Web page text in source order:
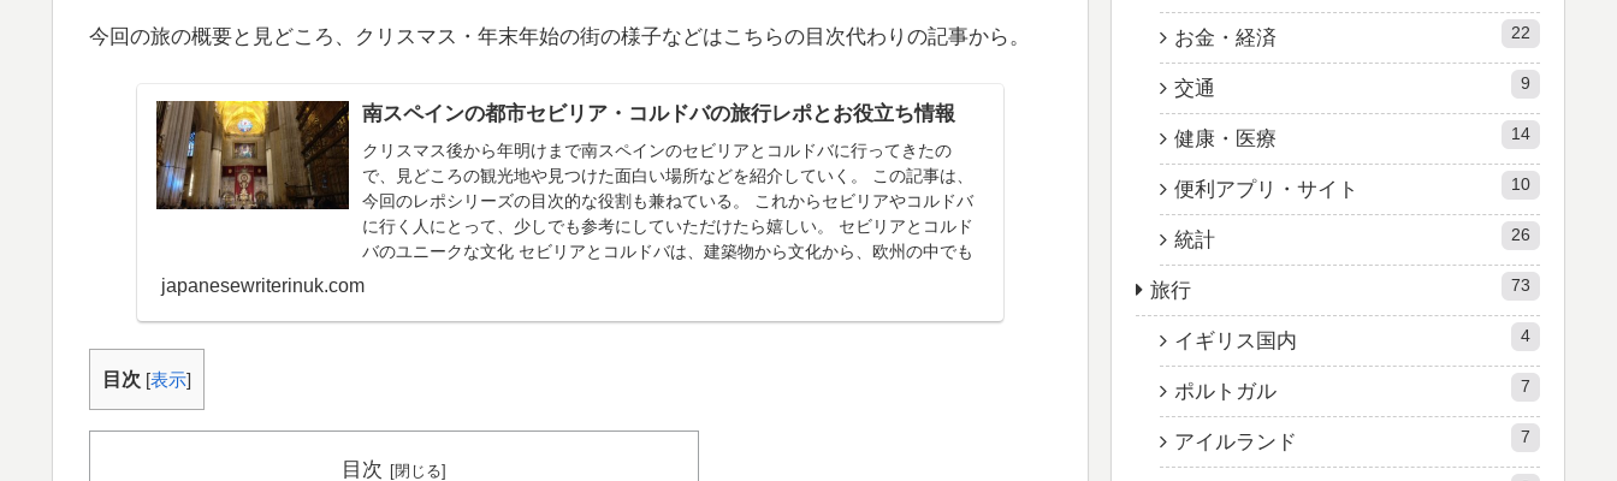
今回の旅の概要と見どころ、クリスマス・年末年始の街の様子などはこちらの目次代わりの記事から。
南スペインの都市セビリア・コルドバの旅行レポとお役立ち情報
クリスマス後から年明けまで南スペインのセビリアとコルドバに行ってきたの
で、見どころの観光地や見つけた面白い場所などを紹介していく。 この記事は、
今回のレポシリーズの目次的な役割も兼ねている。 これからセビリアやコルドバ
に行く人にとって、少しでも参考にしていただけたら嬉しい。 セビリアとコルド
バのユニークな文化 セビリアとコルドバは、建築物から文化から、欧州の中でも
japanesewriterinuk.com
目次 [表示]
目次
お金・経済 22
交通 9
健康・医療 14
便利アプリ・サイト 10
統計 26
旅行 73
イギリス国内 4
ポルトガル 7
アイルランド 7